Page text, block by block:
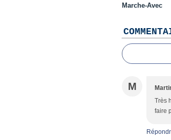
Marche-Avec
M
Très
faire